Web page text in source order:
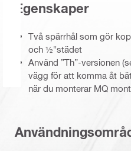
Egenskaper
Två spärrhål som gör
och ½"städet
Använd ”Th”-versionen
vägg för att komma åt
när du monterar MQ